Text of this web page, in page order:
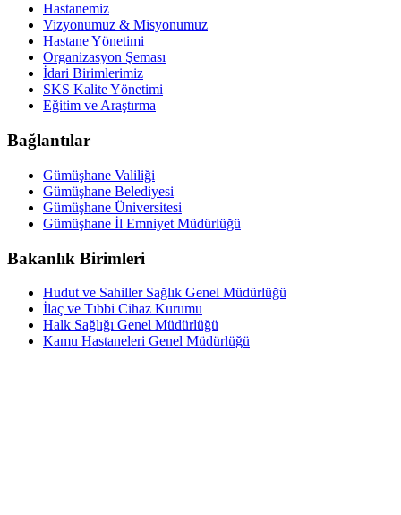
Hastanemiz
Vizyonumuz & Misyonumuz
Hastane Yönetimi
Organizasyon Şeması
İdari Birimlerimiz
SKS Kalite Yönetimi
Eğitim ve Araştırma
Bağlantılar
Gümüşhane Valiliği
Gümüşhane Belediyesi
Gümüşhane Üniversitesi
Gümüşhane İl Emniyet Müdürlüğü
Bakanlık Birimleri
Hudut ve Sahiller Sağlık Genel Müdürlüğü
İlaç ve Tıbbi Cihaz Kurumu
Halk Sağlığı Genel Müdürlüğü
Kamu Hastaneleri Genel Müdürlüğü